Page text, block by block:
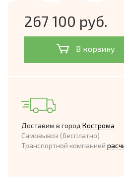
267 100 руб.
В корзину
Доставим в город Кострома
Самовывоз (бесплатно)
Транспортной компанией